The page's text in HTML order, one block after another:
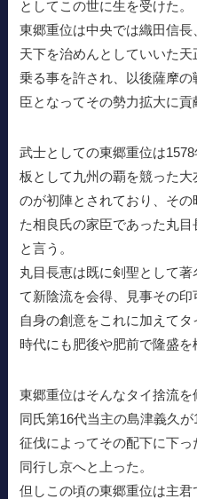
としてこの世に生を受けた。
東郷重位は中央では織田信
天下を治めんとしていいた
乗る事を許され、以後薩摩
臣となってその勢力拡大に貢
武士としての東郷重位は
板として九州の覇を競った
のが初陣とされており、そ
た相良氏の家臣であった丸
と言う。
丸目長恵は既に剣聖として
て新陰流を会得、見事その
自身の創意をこれに加えて
時代にも肥後や肥前で隆盛を
東郷重位はそんなタイ捨流を
同氏第16代当主の島津義久
征伐によってその配下に下
同行し京へと上った。
但しこの頃の東郷重位は主